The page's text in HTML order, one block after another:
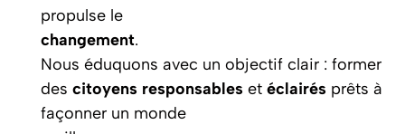
propulse le
changement.
Nous éduquons avec un objectif clair : former
des citoyens responsables et éclairés prêts à
façonner un monde